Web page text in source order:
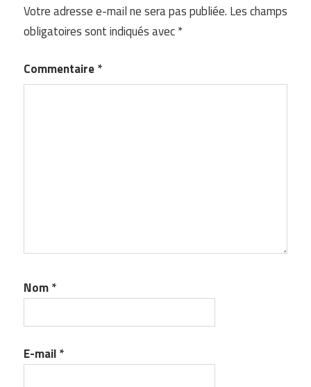
Votre adresse e-mail ne sera pas publiée. Les champs
obligatoires sont indiqués avec*
Commentaire*
Nom*
E-mail*